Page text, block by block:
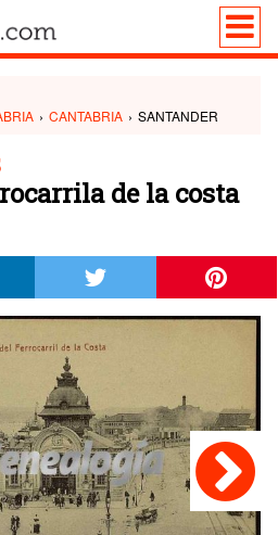
› CANTABRIA › SANTANDER
de la costa